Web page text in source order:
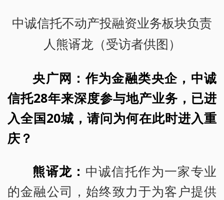
中诚信托不动产投融资业务板块负责
人熊谞龙（受访者供图）
央广网：作为金融类央企，中诚
信托28年来深度参与地产业务，已进
入全国20城，请问为何在此时进入重
庆？
熊谞龙： 中诚信托作为一家专业
的金融公司，始终致力于为客户提供